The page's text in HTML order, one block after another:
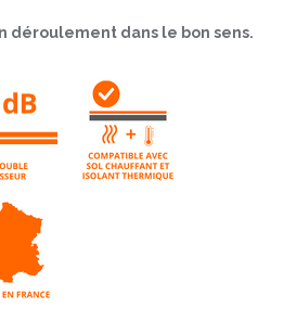
déroulement dans le bon sens.